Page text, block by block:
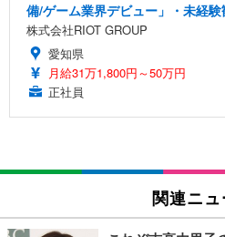
備/ゲーム業界デビュー」・未経
株式会社RIOT GROUP
愛知県
月給31万1,800円～50万円
正社員
関連ニュ